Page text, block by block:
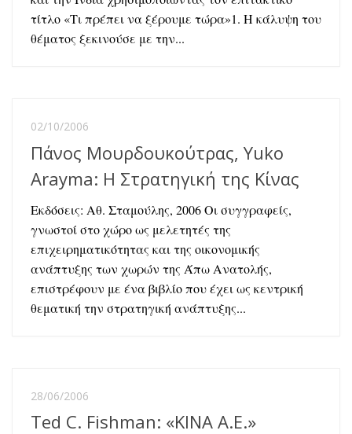
τίτλο «Τι πρέπει να ξέρουμε τώρα»1. Η κάλυψη του
θέματος ξεκινούσε με την...
02/10/2006
Πάνος Μουρδουκούτρας, Yuko
Arayma: Η Στρατηγική της Κίνας
Εκδόσεις: Αθ. Σταμούλης, 2006 Οι συγγραφείς,
γνωστοί στο χώρο ως μελετητές της
επιχειρηματικότητας και της οικονομικής
ανάπτυξης των χωρών της Άπω Ανατολής,
επιστρέφουν με ένα βιβλίο που έχει ως κεντρική
θεματική την στρατηγική ανάπτυξης...
28/06/2006
Ted C. Fishman: «ΚΙΝΑ Α.Ε.»